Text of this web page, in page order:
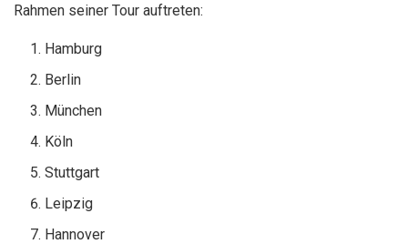
Rahmen seiner Tour auftreten:
Hamburg
Berlin
München
Köln
Stuttgart
Leipzig
Hannover